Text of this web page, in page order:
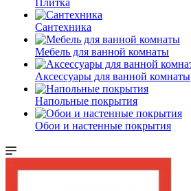
Плитка
Сантехника
Мебель для ванной комнаты
Аксессуары для ванной комнаты
Напольные покрытия
Обои и настенные покрытия